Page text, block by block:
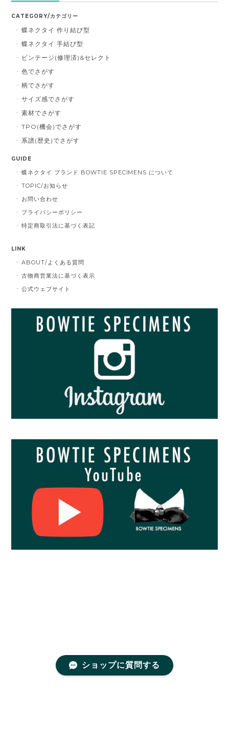
CATEGORY/カテゴリー
蝶ネクタイ 作り結び型
蝶ネクタイ 手結び型
ビンテージ(修理済)&セレクト
色でさがす
柄でさがす
サイズ感でさがす
素材でさがす
TPO(機会)でさがす
系譜(歴史)でさがす
GUIDE
蝶ネクタイ ブランド BOWTIE SPECIMENS について
TOPIC/お知らせ
お問い合わせ
プライバシーポリシー
特定商取引法に基づく表記
LINK
ABOUT/よくある質問
古物商営業法に基づく表示
公式ウェブサイト
ショップに質問する